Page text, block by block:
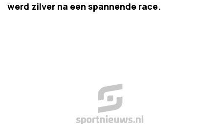
werd zilver na een spannende race.